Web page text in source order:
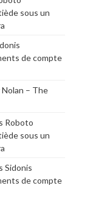
sous un
de compte
– The
Roboto
sous un
Sidonis
de compte